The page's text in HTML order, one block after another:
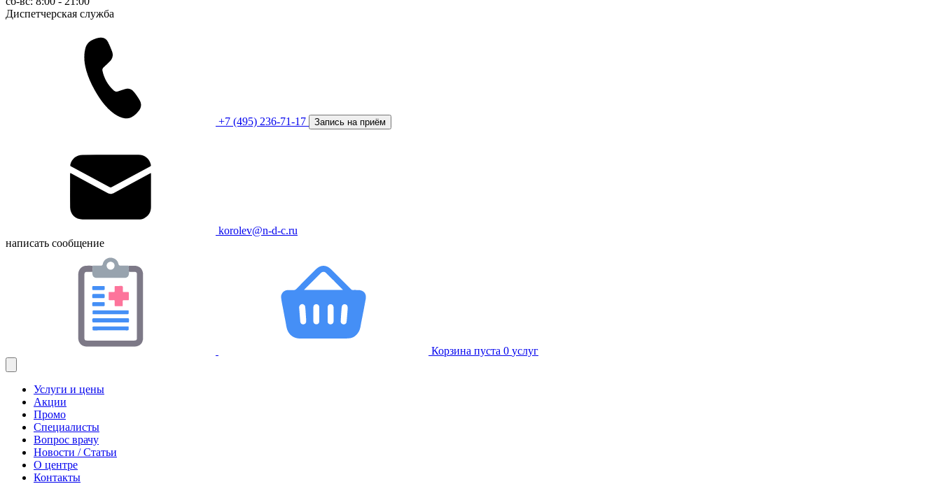
Диспетчерская служба
+7 (495) 236-71-17 Запись на приём
korolev@n-d-c.ru
написать сообщение
Корзина пуста 0 услуг
Услуги и цены
Акции
Промо
Специалисты
Вопрос врачу
Новости / Статьи
О центре
Контакты